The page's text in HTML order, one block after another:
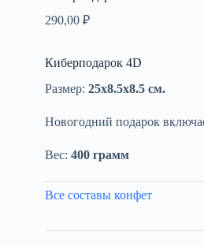
290,00 ₽
Киберподарок 4D
Размер: 25х8.5х8.5 см.
Новогодний подарок
Вес: 400 грамм
Все составы конфет